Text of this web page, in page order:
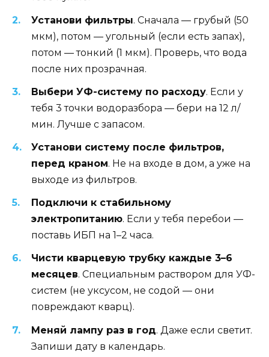
Установи фильтры. Сначала — грубый (50
мкм), потом — угольный (если есть запах),
потом — тонкий (1 мкм). Проверь, что вода
после них прозрачная.
Выбери УФ-систему по расходу. Если у
тебя 3 точки водоразбора — бери на 12 л/
мин. Лучше с запасом.
Установи систему после фильтров,
перед краном. Не на входе в дом, а уже на
выходе из фильтров.
Подключи к стабильному
электропитанию. Если у тебя перебои —
поставь ИБП на 1–2 часа.
Чисти кварцевую трубку каждые 3–6
месяцев. Специальным раствором для УФ-
систем (не уксусом, не содой — они
повреждают кварц).
Меняй лампу раз в год. Даже если светит.
Запиши дату в календарь.